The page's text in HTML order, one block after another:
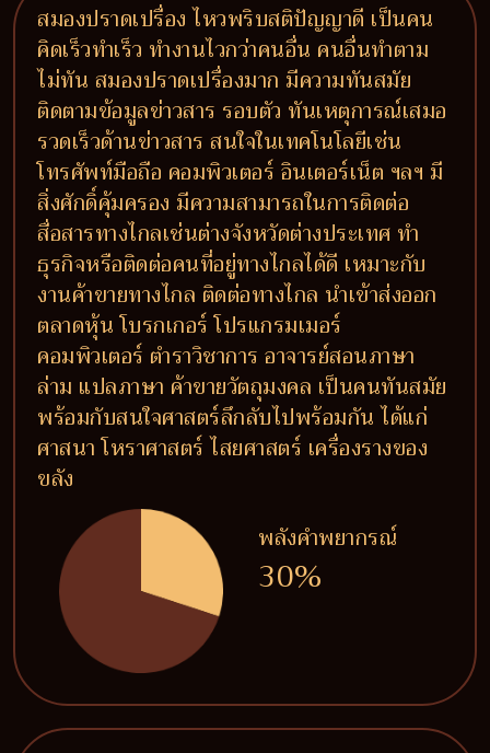
สมองปราดเปรื่อง ไหวพริบสติปัญญาดี เป็นคน
คิดเร็วทำเร็ว ทำงานไวกว่าคนอื่น คนอื่นทำตาม
ไม่ทัน สมองปราดเปรื่องมาก มีความทันสมัย
ติดตามข้อมูลข่าวสาร รอบตัว ทันเหตุการณ์เสมอ
รวดเร็วด้านข่าวสาร สนใจในเทคโนโลยีเช่น
โทรศัพท์มือถือ คอมพิวเตอร์ อินเตอร์เน็ต ฯลฯ มี
สิ่งศักดิ์คุ้มครอง มีความสามารถในการติดต่อ
สื่อสารทางไกลเช่นต่างจังหวัดต่างประเทศ ทำ
ธุรกิจหรือติดต่อคนที่อยู่ทางไกลได้ดี เหมาะกับ
งานค้าขายทางไกล ติดต่อทางไกล นำเข้าส่งออก
ตลาดหุ้น โบรกเกอร์ โปรแกรมเมอร์
คอมพิวเตอร์ ตำราวิชาการ อาจารย์สอนภาษา
ล่าม แปลภาษา ค้าขายวัตถุมงคล เป็นคนทันสมัย
พร้อมกับสนใจศาสตร์ลึกลับไปพร้อมกัน ได้แก่
ศาสนา โหราศาสตร์ ไสยศาสตร์ เครื่องรางของ
ขลัง
พลังคำพยากรณ์
30%